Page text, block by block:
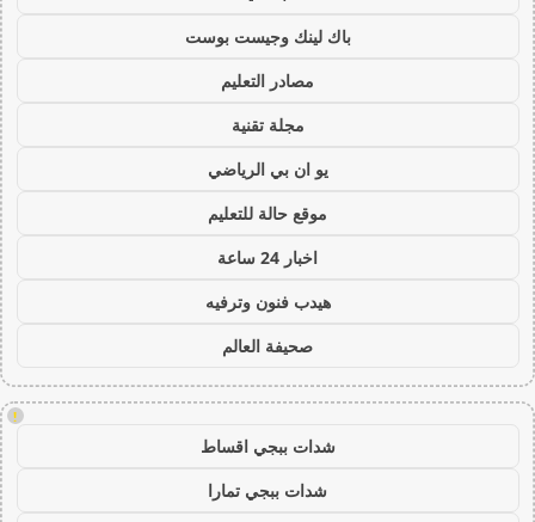
باك لينك وجيست بوست
مصادر التعليم
مجلة تقنية
يو ان بي الرياضي
موقع حالة للتعليم
اخبار 24 ساعة
هيدب فنون وترفيه
صحيفة العالم
!
شدات ببجي اقساط
شدات ببجي تمارا